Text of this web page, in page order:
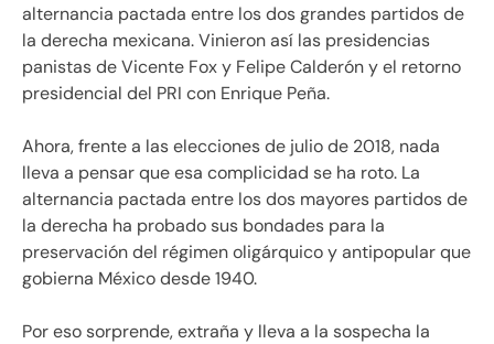
alternancia pactada entre los dos grandes partidos de
la derecha mexicana. Vinieron así las presidencias
panistas de Vicente Fox y Felipe Calderón y el retorno
presidencial del PRI con Enrique Peña.
Ahora, frente a las elecciones de julio de 2018, nada
lleva a pensar que esa complicidad se ha roto. La
alternancia pactada entre los dos mayores partidos de
la derecha ha probado sus bondades para la
preservación del régimen oligárquico y antipopular que
gobierna México desde 1940.
Por eso sorprende, extraña y lleva a la sospecha la